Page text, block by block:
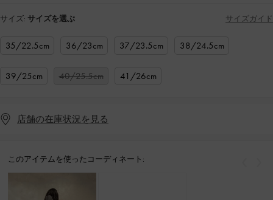
サイズ: サイズを選ぶ サイズガイド
35/22.5cm 36/23cm 37/23.5cm 38/24.5cm
39/25cm 40/25.5cm 41/26cm
店舗の在庫状況を見る
このアイテムを使ったコーディネート: